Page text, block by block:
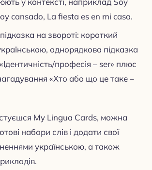
cansado, La fiesta es en mi casa.
на звороті: короткий
однорядкова підказка
професія – ser» плюс
«Хто або що це таке –
My Lingua Cards, можна
набори слів і додати свої
українською, а також